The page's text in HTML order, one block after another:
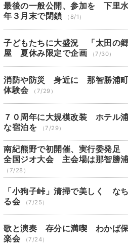
最後の一般公開、参加を 下里
年３月末で閉鎖
（8/1）
子どもたちに大盛況 「太田の
屋 夏休み限定で企画
（7/30）
消防や防災 身近に 那智勝浦
体験会
（7/29）
７０周年に大規模改装 ホテル
な宿泊を
（7/29）
南紀熊野で初開催、実行委発
全国ジオ大会 主会場は那智勝
（7/28）
「小狗子峠」清掃で美しく な
る会
（7/25）
歌と演奏 存分に満喫 わかば
楽会
（7/24）